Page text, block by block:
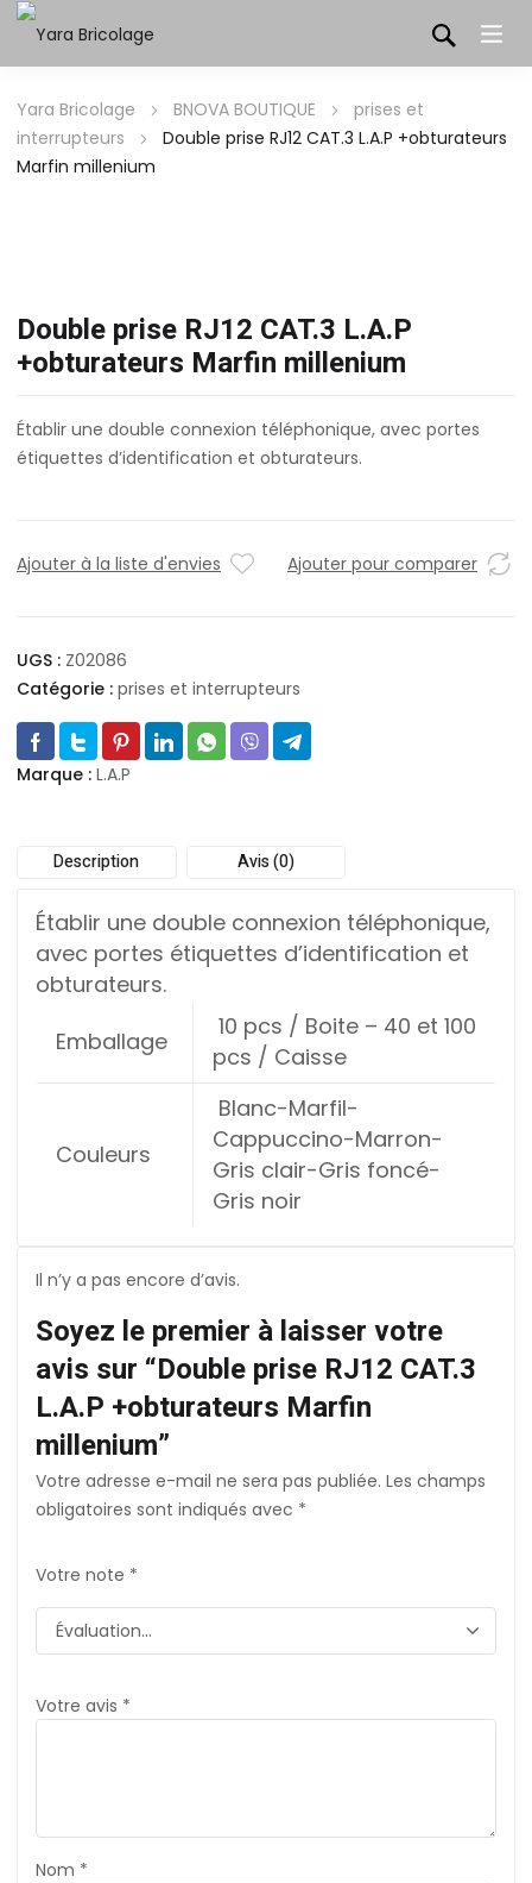
Yara Bricolage BNOVA BOUTIQUE
prises et
interrupteurs
Double prise RJ12 CAT.3 L.A.P +obturateurs
Marfin millenium
Double prise RJ12 CAT.3 L.A.P
+obturateurs Marfin millenium
Établir une double connexion téléphonique, avec portes
étiquettes d’identification et obturateurs.
Ajouter à la liste d'envies Ajouter pour comparer
UGS : Z02086
Catégorie : prises et interrupteurs
Marque : L.A.P
Description Avis (0)
Établir une double connexion téléphonique,
avec portes étiquettes d’identification et
obturateurs.
Emballage
10 pcs / Boite – 40 et 100
pcs / Caisse
Couleurs
Blanc-Marfil-
Cappuccino-Marron-
Gris clair-Gris foncé-
Gris noir
Il n’y a pas encore d’avis.
Soyez le premier à laisser votre
avis sur “Double prise RJ12 CAT.3
L.A.P +obturateurs Marfin
millenium”
Votre adresse e-mail ne sera pas publiée. Les champs
obligatoires sont indiqués avec *
Votre note *
Votre avis *
Nom *